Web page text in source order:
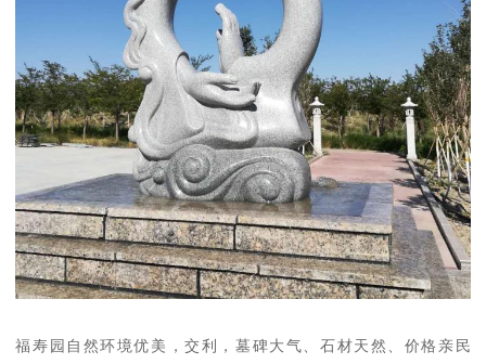
福寿园自然环境优美，交利，墓碑大气、石材天然、价格亲民